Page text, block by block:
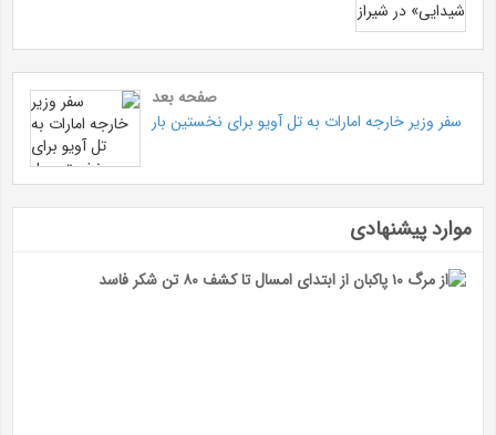
صفحه بعد
سفر وزیر خارجه امارات به تل آویو برای نخستین بار
موارد پیشنهادی